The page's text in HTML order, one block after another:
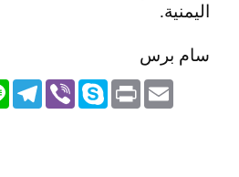
اليمنية.
سام برس
ViberSkype PrintEmail